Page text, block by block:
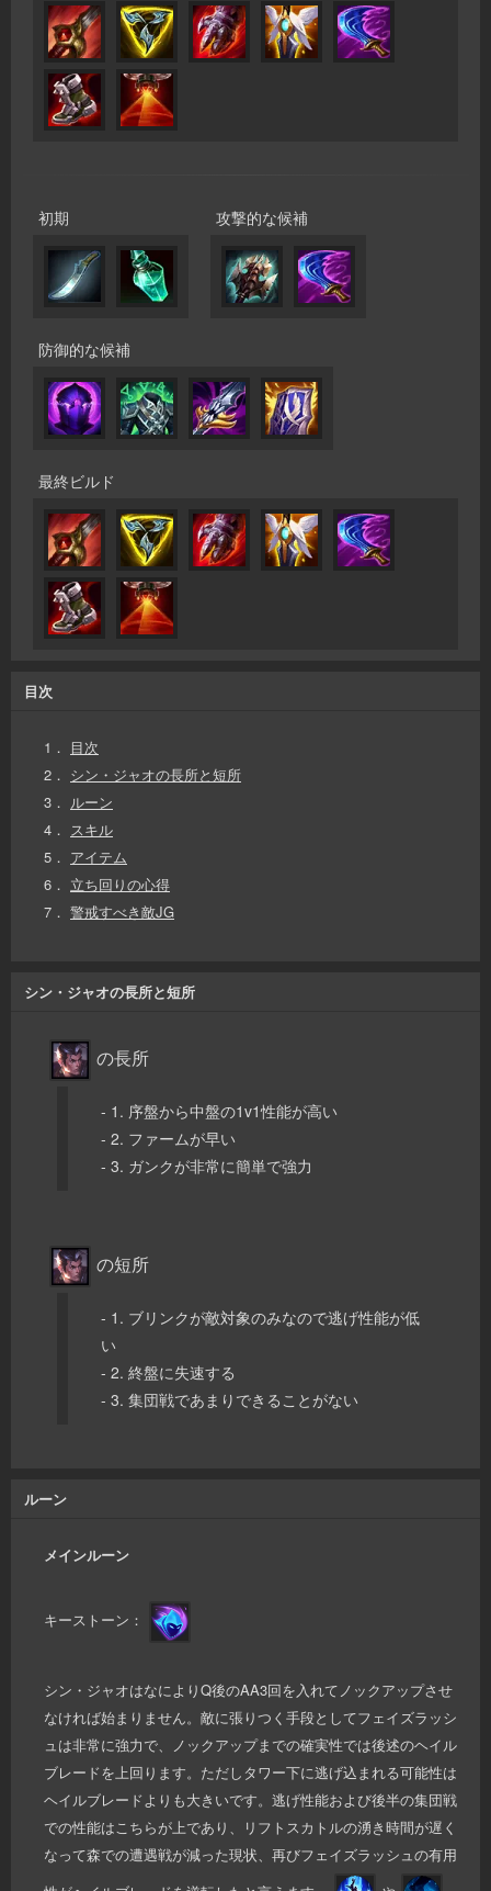
初期 攻撃的な候補
防御的な候補
最終ビルド
目次
1． 目次
2． シン・ジャオの長所と短所
3． ルーン
4． スキル
5． アイテム
6． 立ち回りの心得
7． 警戒すべき敵JG
シン・ジャオの長所と短所
の長所
- 1. 序盤から中盤の1v1性能が高い
- 2. ファームが早い
- 3. ガンクが非常に簡単で強力
の短所
- 1. ブリンクが敵対象のみなので逃げ性能が低
い
- 2. 終盤に失速する
- 3. 集団戦であまりできることがない
ルーン
メインルーン
キーストーン：
シン・ジャオはなによりQ後のAA3回を入れてノックアップさせ
なければ始まりません。敵に張りつく手段としてフェイズラッシ
ュは非常に強力で、ノックアップまでの確実性では後述のヘイル
ブレードを上回ります。ただしタワー下に逃げ込まれる可能性は
ヘイルブレードよりも大きいです。逃げ性能および後半の集団戦
での性能はこちらが上であり、リフトスカトルの湧き時間が遅く
なって森での遭遇戦が減った現状、再びフェイズラッシュの有用